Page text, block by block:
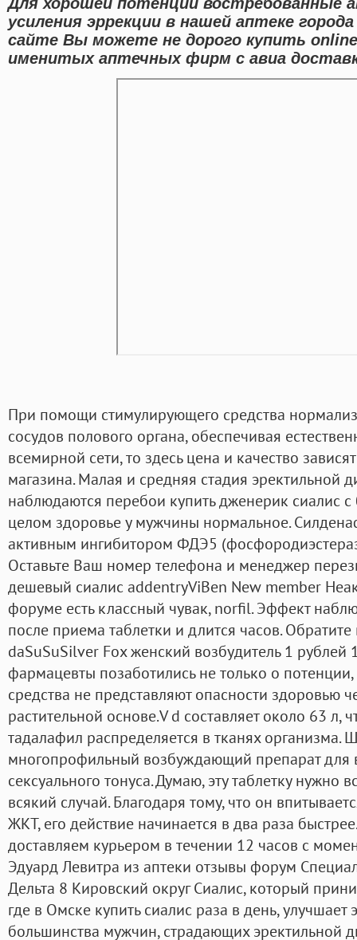
усиления эррекции в нашей аптеке
сайте Вы можете не дорого купить online
именитых аптечных фирм с авиа
При помощи стимулирующего средства
сосудов полового органа, обеспечивая
всемирной сети, то здесь цена и качество
магазина. Малая и средняя стадия эректильной
наблюдаются перебои купить дженерик сиалис
целом здоровье у мужчины нормальное.
активным ингибитором ФДЭ5
Оставьте Ваш номер телефона и менеджер
дешевый сиалис addentryViBen New member
форуме есть классный чувак, norfil. Эффект
после приема таблетки и длится часов.
daSuSuSilver Fox женский возбудитель 1
фармацевты позаботились не только о
средства не представляют опасности здоровью
растительной основе.V d составляет около 63 л,
тадалафил распределяется в тканях
многопрофильный возбуждающий препарат для
сексуального тонуса. Думаю, эту таблетку нужно
всякий случай. Благодаря тому, что он
ЖКТ, его действие начинается в два раза
доставляем курьером в течении 12 часов с
Эдуард Левитра из аптеки отзывы форум
Дельта 8 Кировский округ Сиалис, который
где в Омске купить сиалис раза в день,
большинства мужчин, страдающих эректильной